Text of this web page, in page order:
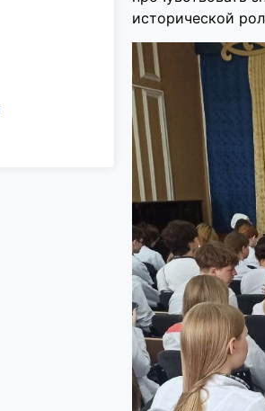
исторической